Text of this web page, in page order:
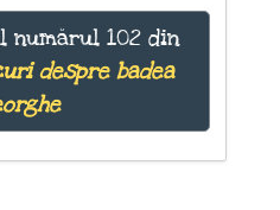
numărul 102 din
despre badea